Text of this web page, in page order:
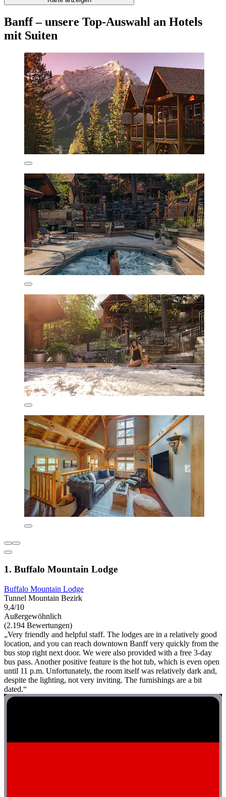
Banff – unsere Top-Auswahl an Hotels
mit Suiten
1. Buffalo Mountain Lodge
Buffalo Mountain Lodge
Tunnel Mountain Bezirk
9,4/10
Außergewöhnlich
(2.194 Bewertungen)
„Very friendly and helpful staff. The lodges are in a relatively good
location, and you can reach downtown Banff very quickly from the
bus stop right next door. We were also provided with a free 3-day
bus pass. Another positive feature is the hot tub, which is even open
until 11 p.m. Unfortunately, the room itself was relatively dark and,
despite the lighting, not very inviting. The furnishings are a bit
dated.“